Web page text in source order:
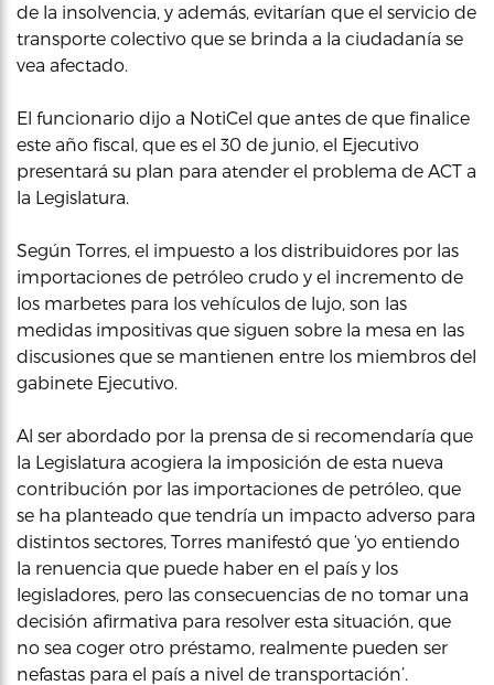
de la insolvencia, y además, evitarían que el servicio de
transporte colectivo que se brinda a la ciudadanía se
vea afectado.
El funcionario dijo a NotiCel que antes de que finalice
este año fiscal, que es el 30 de junio, el Ejecutivo
presentará su plan para atender el problema de ACT a
la Legislatura.
Según Torres, el impuesto a los distribuidores por las
importaciones de petróleo crudo y el incremento de
los marbetes para los vehículos de lujo, son las
medidas impositivas que siguen sobre la mesa en las
discusiones que se mantienen entre los miembros del
gabinete Ejecutivo.
Al ser abordado por la prensa de si recomendaría que
la Legislatura acogiera la imposición de esta nueva
contribución por las importaciones de petróleo, que
se ha planteado que tendría un impacto adverso para
distintos sectores, Torres manifestó que ‘yo entiendo
la renuencia que puede haber en el país y los
legisladores, pero las consecuencias de no tomar una
decisión afirmativa para resolver esta situación, que
no sea coger otro préstamo, realmente pueden ser
nefastas para el país a nivel de transportación’.